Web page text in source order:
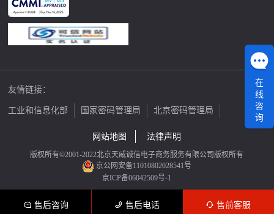
友情链接：
工业和信息化部 国家密码管理局
北京密码管理局
网站地图
法律声明
版权所有©2001-2022北京天威诚信电子商务服务有限公司版权所有
京公网安备11010802028541号
京ICP备06042509号-1
售后咨询 售后电话 售前客服
在
线
咨
询